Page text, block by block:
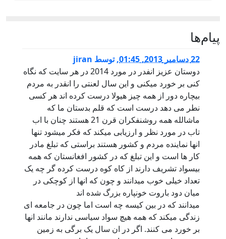
پيام‌ها
22 دسامبر 2013, 01:45 ,توسط jiran
دوستان عزیز انفدر در مورد 2014 در هر سایت که نگاه
کنی بر خورد میکنی و این سال لعنتی را انقدر به مردم
بیچاره دور از همه چیز هیولا درست کرده اند هر کسی
نطر می دهد درست است که قلم بدستان ما که
ماشالله همه روشنفکران قرن 21 هستند چنان با اب
تاب در مورد نظر و ارزیابی میکند که فکر میشود تنها
انها نماینده مردم و کشور هستند براستی که تبلغ مادر
کار ها است و این تبلغ که در کشور افغانستان که همه
بیسواد تشریف دارند از کاه کوه درست کرده گر چه یک
تعداد خیلی خوب میدانند و چون که انها از کوچکی در
میان دود باروت خونپاره بزرگ شده اند
میدانند که در بین کیسه چه است اما چون در جامعه ای
زندگی میکند که همه هیچ سواد سیاسی ندارند مانند انها
بر خورد می کنند. اگر در ان سال یک برگی به زمین